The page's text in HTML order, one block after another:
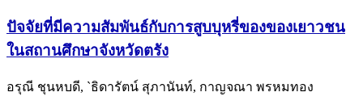
ปัจจัยที่มีความสัมพันธ์กับการสูบบุหรี่ของของเยาวชน
ในสถานศึกษาจังหวัดตรัง
อรุณี ชุนหบดี, `ธิดารัตน์ สุภานันท์, กาญจณา พรหมทอง